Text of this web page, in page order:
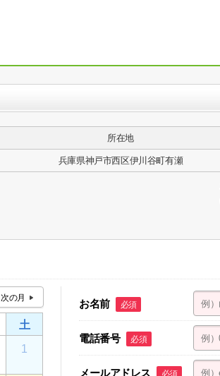
所在地
兵庫県神戸市西区伊川谷町有瀬
土
1
お名前 必須
電話番号 必須
メールアドレス 必須